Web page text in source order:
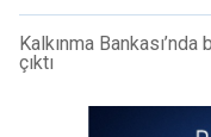
Kalkınma
çıktı